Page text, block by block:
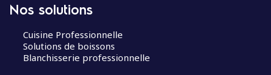
Nos solutions
Cuisine Professionnelle
Solutions de boissons
Blanchisserie professionnelle